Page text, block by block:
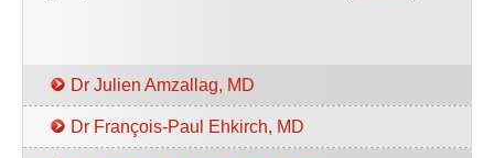
Dr Julien Amzallag, MD
Dr François-Paul Ehkirch, MD